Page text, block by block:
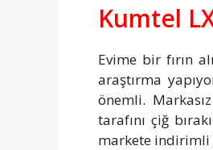
Kumtel
Evime bir fırın
araştırma
önemli.
tarafını çiğ
markete indirimli